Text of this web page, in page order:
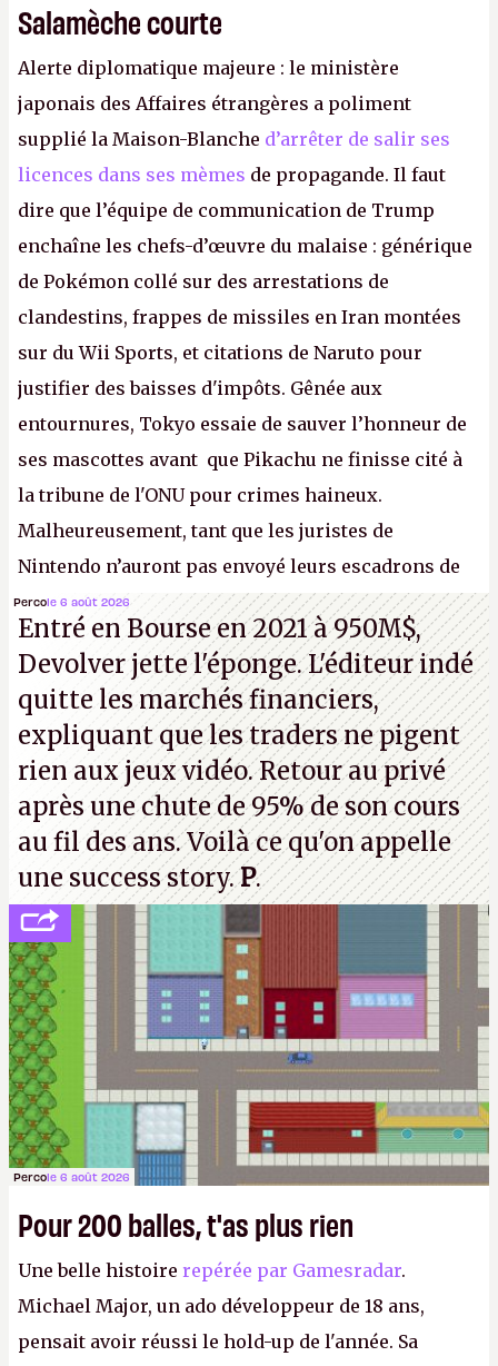
Salamèche courte
Alerte diplomatique majeure : le ministère
japonais des Affaires étrangères a poliment
supplié la Maison-Blanche d’arrêter de salir ses
licences dans ses mèmes de propagande. Il faut
dire que l’équipe de communication de Trump
enchaîne les chefs-d’œuvre du malaise : générique
de Pokémon collé sur des arrestations de
clandestins, frappes de missiles en Iran montées
sur du Wii Sports, et citations de Naruto pour
justifier des baisses d'impôts. Gênée aux
entournures, Tokyo essaie de sauver l’honneur de
ses mascottes avant que Pikachu ne finisse cité à
la tribune de l'ONU pour crimes haineux.
Malheureusement, tant que les juristes de
Nintendo n’auront pas envoyé leurs escadrons de
la mort judiciaires pour distribuer du copyright
strike à tour de bras, l'Oncle Sam continuera
d'étaler sa confiture intellectuelle sur vos
souvenirs d'enfance.P.
Percole 6 août 2026
Entré en Bourse en 2021 à 950M$,
Devolver jette l'éponge. L'éditeur indé
quitte les marchés financiers,
expliquant que les traders ne pigent
rien aux jeux vidéo. Retour au privé
après une chute de 95% de son cours
au fil des ans. Voilà ce qu'on appelle
une success story.P.
Percole 6 août 2026
Pour 200 balles, t'as plus rien
Une belle histoire repérée par Gamesradar.
Michael Major, un ado développeur de 18 ans,
pensait avoir réussi le hold-up de l'année. Sa